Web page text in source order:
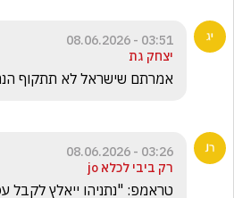
03:51 - 08.06.2026
יצחק גת
אמרתם שישראל לא תתקוף
03:26 - 08.06.2026
רק ביבי לכלא jo